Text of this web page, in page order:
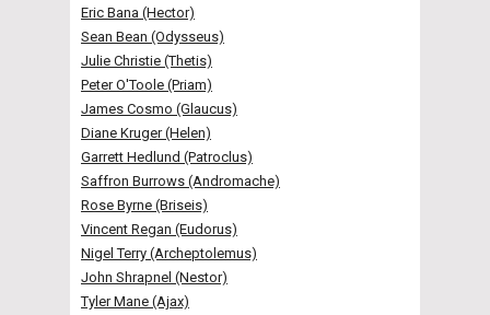
Eric Bana (Hector)
Sean Bean (Odysseus)
Julie Christie (Thetis)
Peter O'Toole (Priam)
James Cosmo (Glaucus)
Diane Kruger (Helen)
Garrett Hedlund (Patroclus)
Saffron Burrows (Andromache)
Rose Byrne (Briseis)
Vincent Regan (Eudorus)
Nigel Terry (Archeptolemus)
John Shrapnel (Nestor)
Tyler Mane (Ajax)